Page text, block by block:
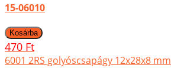
15-06010
470 Ft
6001 2RS golyóscsapágy 12x28x8 mm